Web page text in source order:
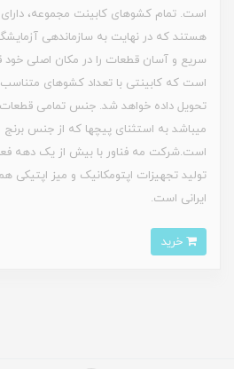
است. تمام کشوهای کابینت مجموعه،
هستند که در نهایت به سازماندهی
سریع و آسان قطعات را در مکان اصلی خود
است که کابینتی با تعداد کشوهای
تحویل داده خواهد شد. جنس تمامی قطعات
می‏باشد به استثنای پیچ‏ها که از جنس
است.شرکت مه فناور با بیش از یک دهه
تولید تجهیزات اپتومکانیک و میز اپتیکی
ایرانی است.